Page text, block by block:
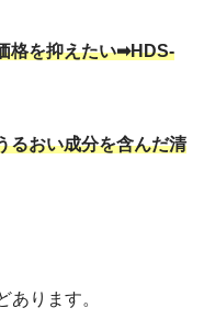
格を抑えたい➡HDS-
るおい成分を含んだ清
あります。